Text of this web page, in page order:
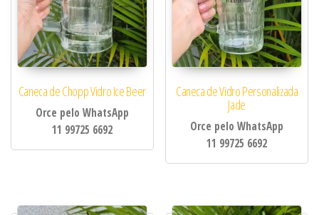
Caneca de Chopp Vidro Ice Beer
Orce pelo WhatsApp
11 99725 6692
Caneca de Vidro Personalizada
Jade
Orce pelo WhatsApp
11 99725 6692